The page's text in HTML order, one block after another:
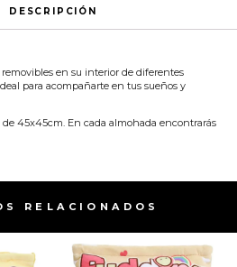
DESCRIPCIÓN
en su interior de diferentes
para acompañarte en tus sueños y
45x45cm. En cada almohada encontrarás
RELACIONADOS​